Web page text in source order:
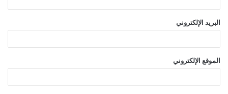
البريد الإلكتروني
الموقع الإلكتروني